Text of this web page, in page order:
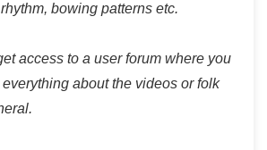
bowing patterns etc.
access to a user forum where you
about the videos or folk